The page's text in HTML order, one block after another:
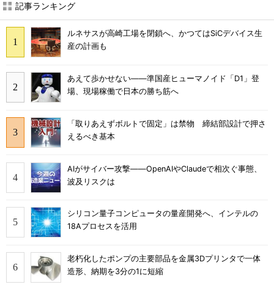
記事ランキング
ルネサスが高崎工場を閉鎖へ、かつてはSiCデバイス生
産の計画も
あえて歩かせない――準国産ヒューマノイド「D1」登
場、現場稼働で日本の勝ち筋へ
「取りあえずボルトで固定」は禁物 締結部設計で押さ
えるべき基本
AIがサイバー攻撃――OpenAIやClaudeで相次ぐ事態、
波及リスクは
シリコン量子コンピュータの量産開発へ、インテルの
18Aプロセスを活用
老朽化したポンプの主要部品を金属3Dプリンタで一体
造形、納期を3分の1に短縮